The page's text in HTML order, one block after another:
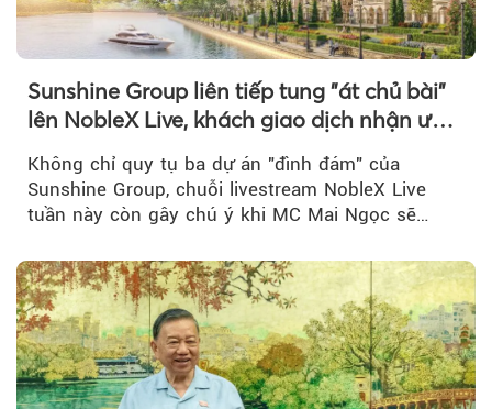
Sunshine Group liên tiếp tung "át chủ bài"
lên NobleX Live, khách giao dịch nhận ưu
Không chỉ quy tụ ba dự án "đình đám" của
Sunshine Group, chuỗi livestream NobleX Live
tuần này còn gây chú ý khi MC Mai Ngọc sẽ